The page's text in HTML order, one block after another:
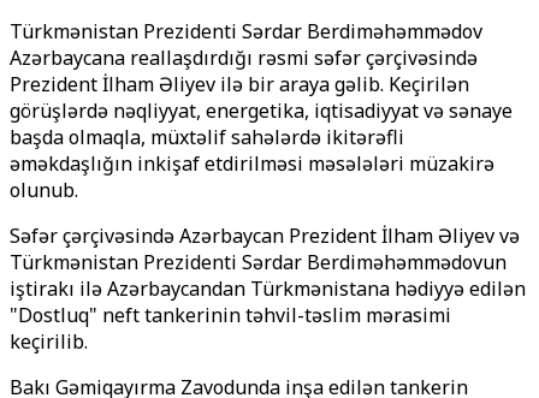
Türkmənistan Prezidenti Sərdar Berdiməhəmmədov
Azərbaycana reallaşdırdığı rəsmi səfər çərçivəsində
Prezident İlham Əliyev ilə bir araya gəlib. Keçirilən
görüşlərdə nəqliyyat, energetika, iqtisadiyyat və sənaye
başda olmaqla, müxtəlif sahələrdə ikitərəfli
əməkdaşlığın inkişaf etdirilməsi məsələləri müzakirə
olunub.
Səfər çərçivəsində Azərbaycan Prezident İlham Əliyev və
Türkmənistan Prezidenti Sərdar Berdiməhəmmədovun
iştirakı ilə Azərbaycandan Türkmənistana hədiyyə edilən
"Dostluq" neft tankerinin təhvil-təslim mərasimi
keçirilib.
Bakı Gəmiqayırma Zavodunda inşa edilən tankerin